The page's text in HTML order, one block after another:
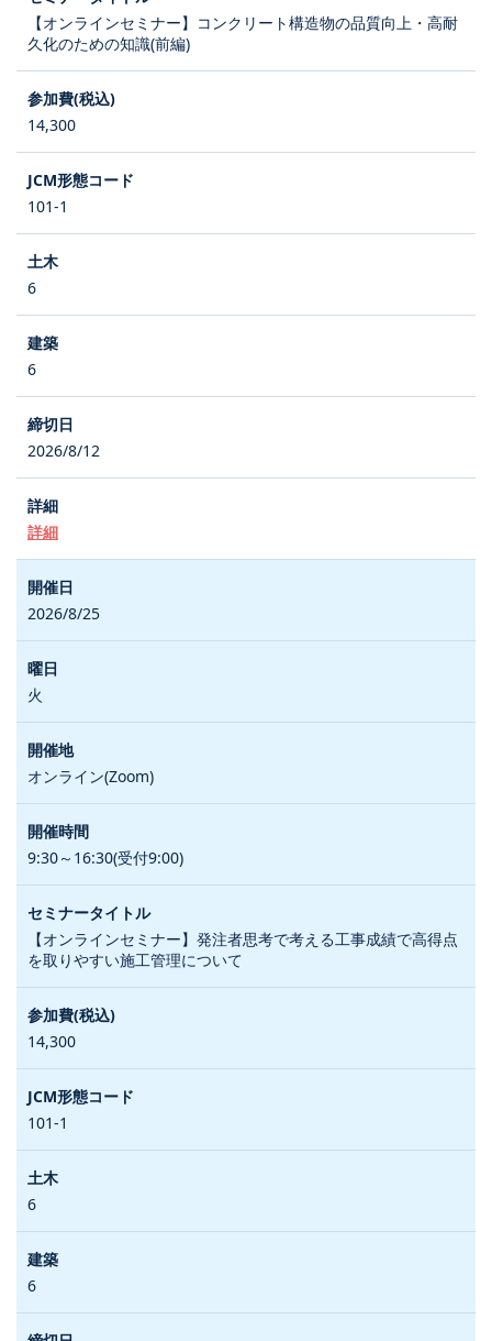
【オンラインセミナー】コンクリート構造物の品質向上・高耐
久化のための知識(前編)
14,300
101-1
6
6
2026/8/12
詳細
2026/8/25
火
オンライン(Zoom)
9:30～16:30(受付9:00)
【オンラインセミナー】発注者思考で考える工事成績で高得点
を取りやすい施工管理について
14,300
101-1
6
6